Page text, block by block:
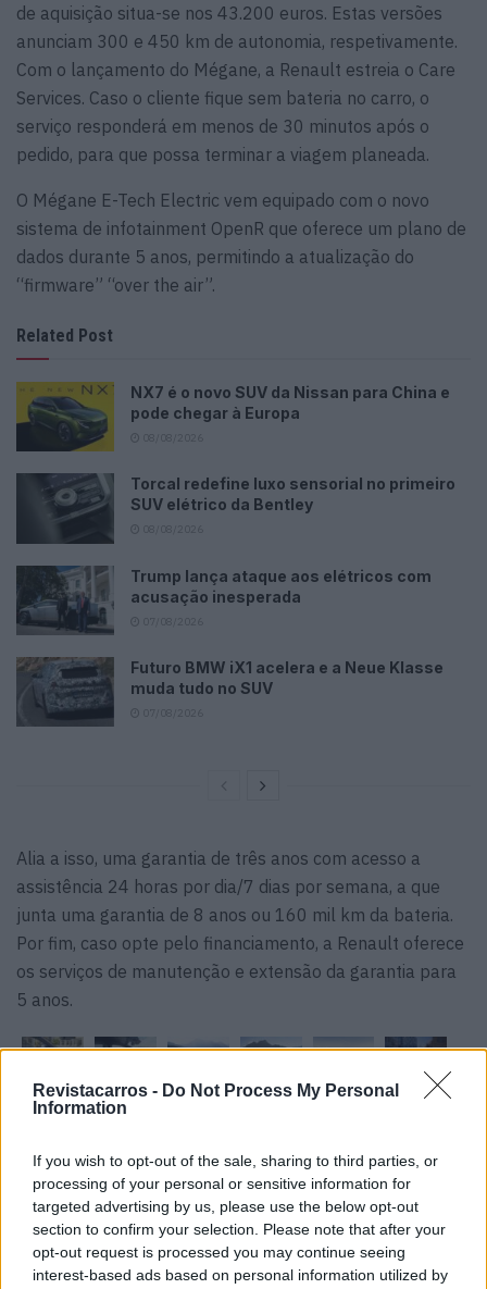
Revistacarros - Do Not Process My Personal
Information
If you wish to opt-out of the sale, sharing to third parties, or
processing of your personal or sensitive information for
targeted advertising by us, please use the below opt-out
section to confirm your selection. Please note that after your
opt-out request is processed you may continue seeing
interest-based ads based on personal information utilized by
de aquisição situa-se nos 43.200 euros. Estas versões
anunciam 300 e 450 km de autonomia, respetivamente.
Com o lançamento do Mégane, a Renault estreia o Care
Services. Caso o cliente fique sem bateria no carro, o
serviço responderá em menos de 30 minutos após o
pedido, para que possa terminar a viagem planeada.
O Mégane E-Tech Electric vem equipado com o novo
sistema de infotainment OpenR que oferece um plano de
dados durante 5 anos, permitindo a atualização do
“firmware” “over the air”.
Related Post
NX7 é o novo SUV da Nissan para China e
pode chegar à Europa
Torcal redefine luxo sensorial no primeiro
SUV elétrico da Bentley
Trump lança ataque aos elétricos com
acusação inesperada
Futuro BMW iX1 acelera e a Neue Klasse
muda tudo no SUV
Alia a isso, uma garantia de três anos com acesso a
assistência 24 horas por dia/7 dias por semana, a que
junta uma garantia de 8 anos ou 160 mil km da bateria.
Por fim, caso opte pelo financiamento, a Renault oferece
os serviços de manutenção e extensão da garantia para
5 anos.